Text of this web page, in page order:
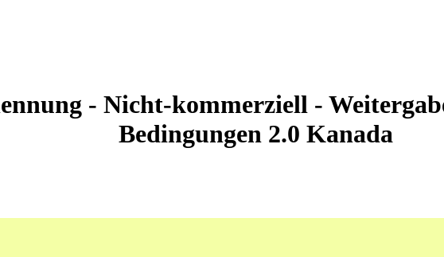
- Nicht-kommerziell -
Bedingungen 2.0 Kanada